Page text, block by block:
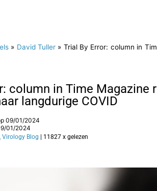
» David Tuller» Trial By Error: column in
column in Time
langdurige COVID
09/01/2024
01/2024
Virology Blog | 11827 x gelezen